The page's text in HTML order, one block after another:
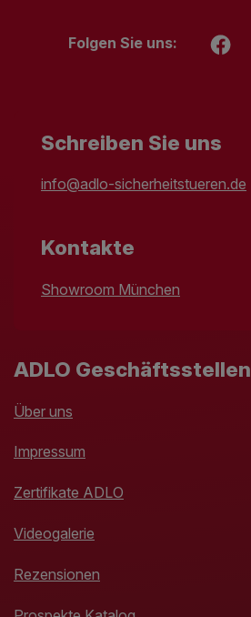
Folgen Sie uns:
Schreiben Sie uns
info@adlo-sicherheitstueren.de
Kontakte
Showroom München
ADLO Geschäftsstellen
Über uns
Impressum
Zertifikate ADLO
Videogalerie
Rezensionen